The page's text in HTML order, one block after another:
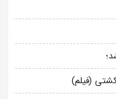
(فیلم)